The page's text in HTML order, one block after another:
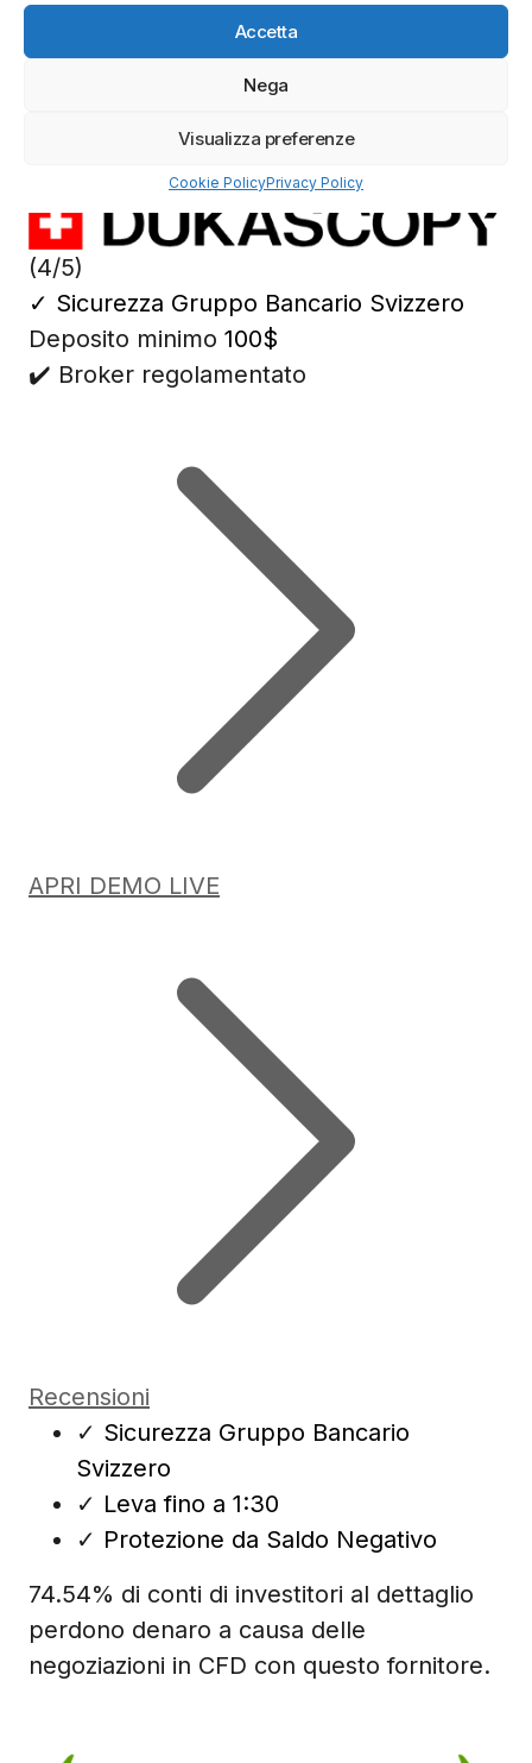
Accetta
Nega
Visualizza preferenze
Cookie PolicyPrivacy Policy
Azioni banche europee da mettere nel mirino nei
prossimi mesi
Migliori Piattaforme di Trading
(4/5)
✓ Sicurezza Gruppo Bancario Svizzero
Deposito minimo 100$
✔️ Broker regolamentato
APRI DEMO LIVE
Recensioni
✓ Sicurezza Gruppo Bancario
Svizzero
✓ Leva fino a 1:30
✓ Protezione da Saldo Negativo
74.54% di conti di investitori al dettaglio
perdono denaro a causa delle
negoziazioni in CFD con questo fornitore.